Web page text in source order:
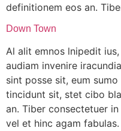
definitionem eos an.
Down Town
Al alit emnos lnipedit
audiam invenire
sint posse sit, eum
tincidunt sit, stet cibo
an. Tiber consectetuer
vel et hinc agam